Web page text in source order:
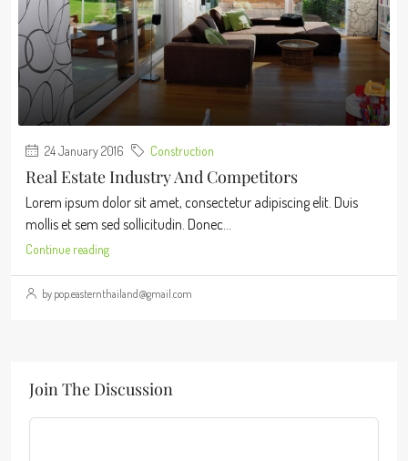
24 January 2016 Construction
Real Estate Industry And Competitors
Lorem ipsum dolor sit amet, consectetur adipiscing elit. Duis
mollis et sem sed sollicitudin. Donec...
Continue reading
by pop.easternthailand@gmail.com
Join The Discussion